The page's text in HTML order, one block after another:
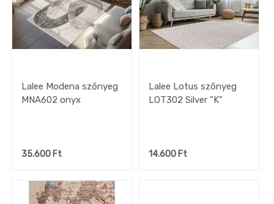
Lalee Modena szőnyeg
MNA602 onyx
35.600 Ft
Lalee Lotus szőnyeg
LOT302 Silver "K"
14.600Ft